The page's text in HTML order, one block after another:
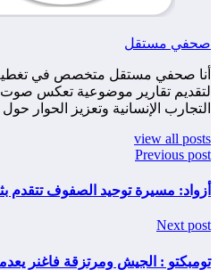
صحفي مستقل
أنا صحفي مستقل متخصص في تغطية
لتقديم تقارير موضوعية تعكس صوت
التجارب الإنسانية وتعزيز الحوار
view all posts
Previous post
أزواد: مسيرة توحيد الصفوف تتقدم
Next post
تومبكتو : الجيش ومرتزقة فاغنر